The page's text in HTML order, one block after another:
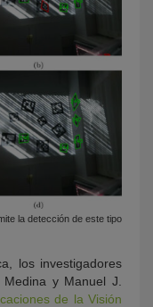
la detección de este tipo
los investigadores
y Manuel J.
de la Visión